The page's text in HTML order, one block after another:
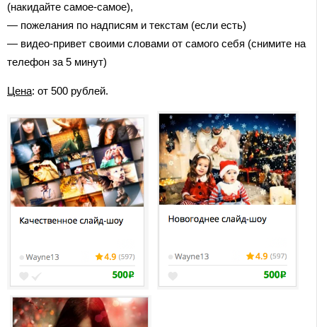
(накидайте самое-самое),
— пожелания по надписям и текстам (если есть)
— видео-привет своими словами от самого себя (снимите на
телефон за 5 минут)
Цена: от 500 рублей.